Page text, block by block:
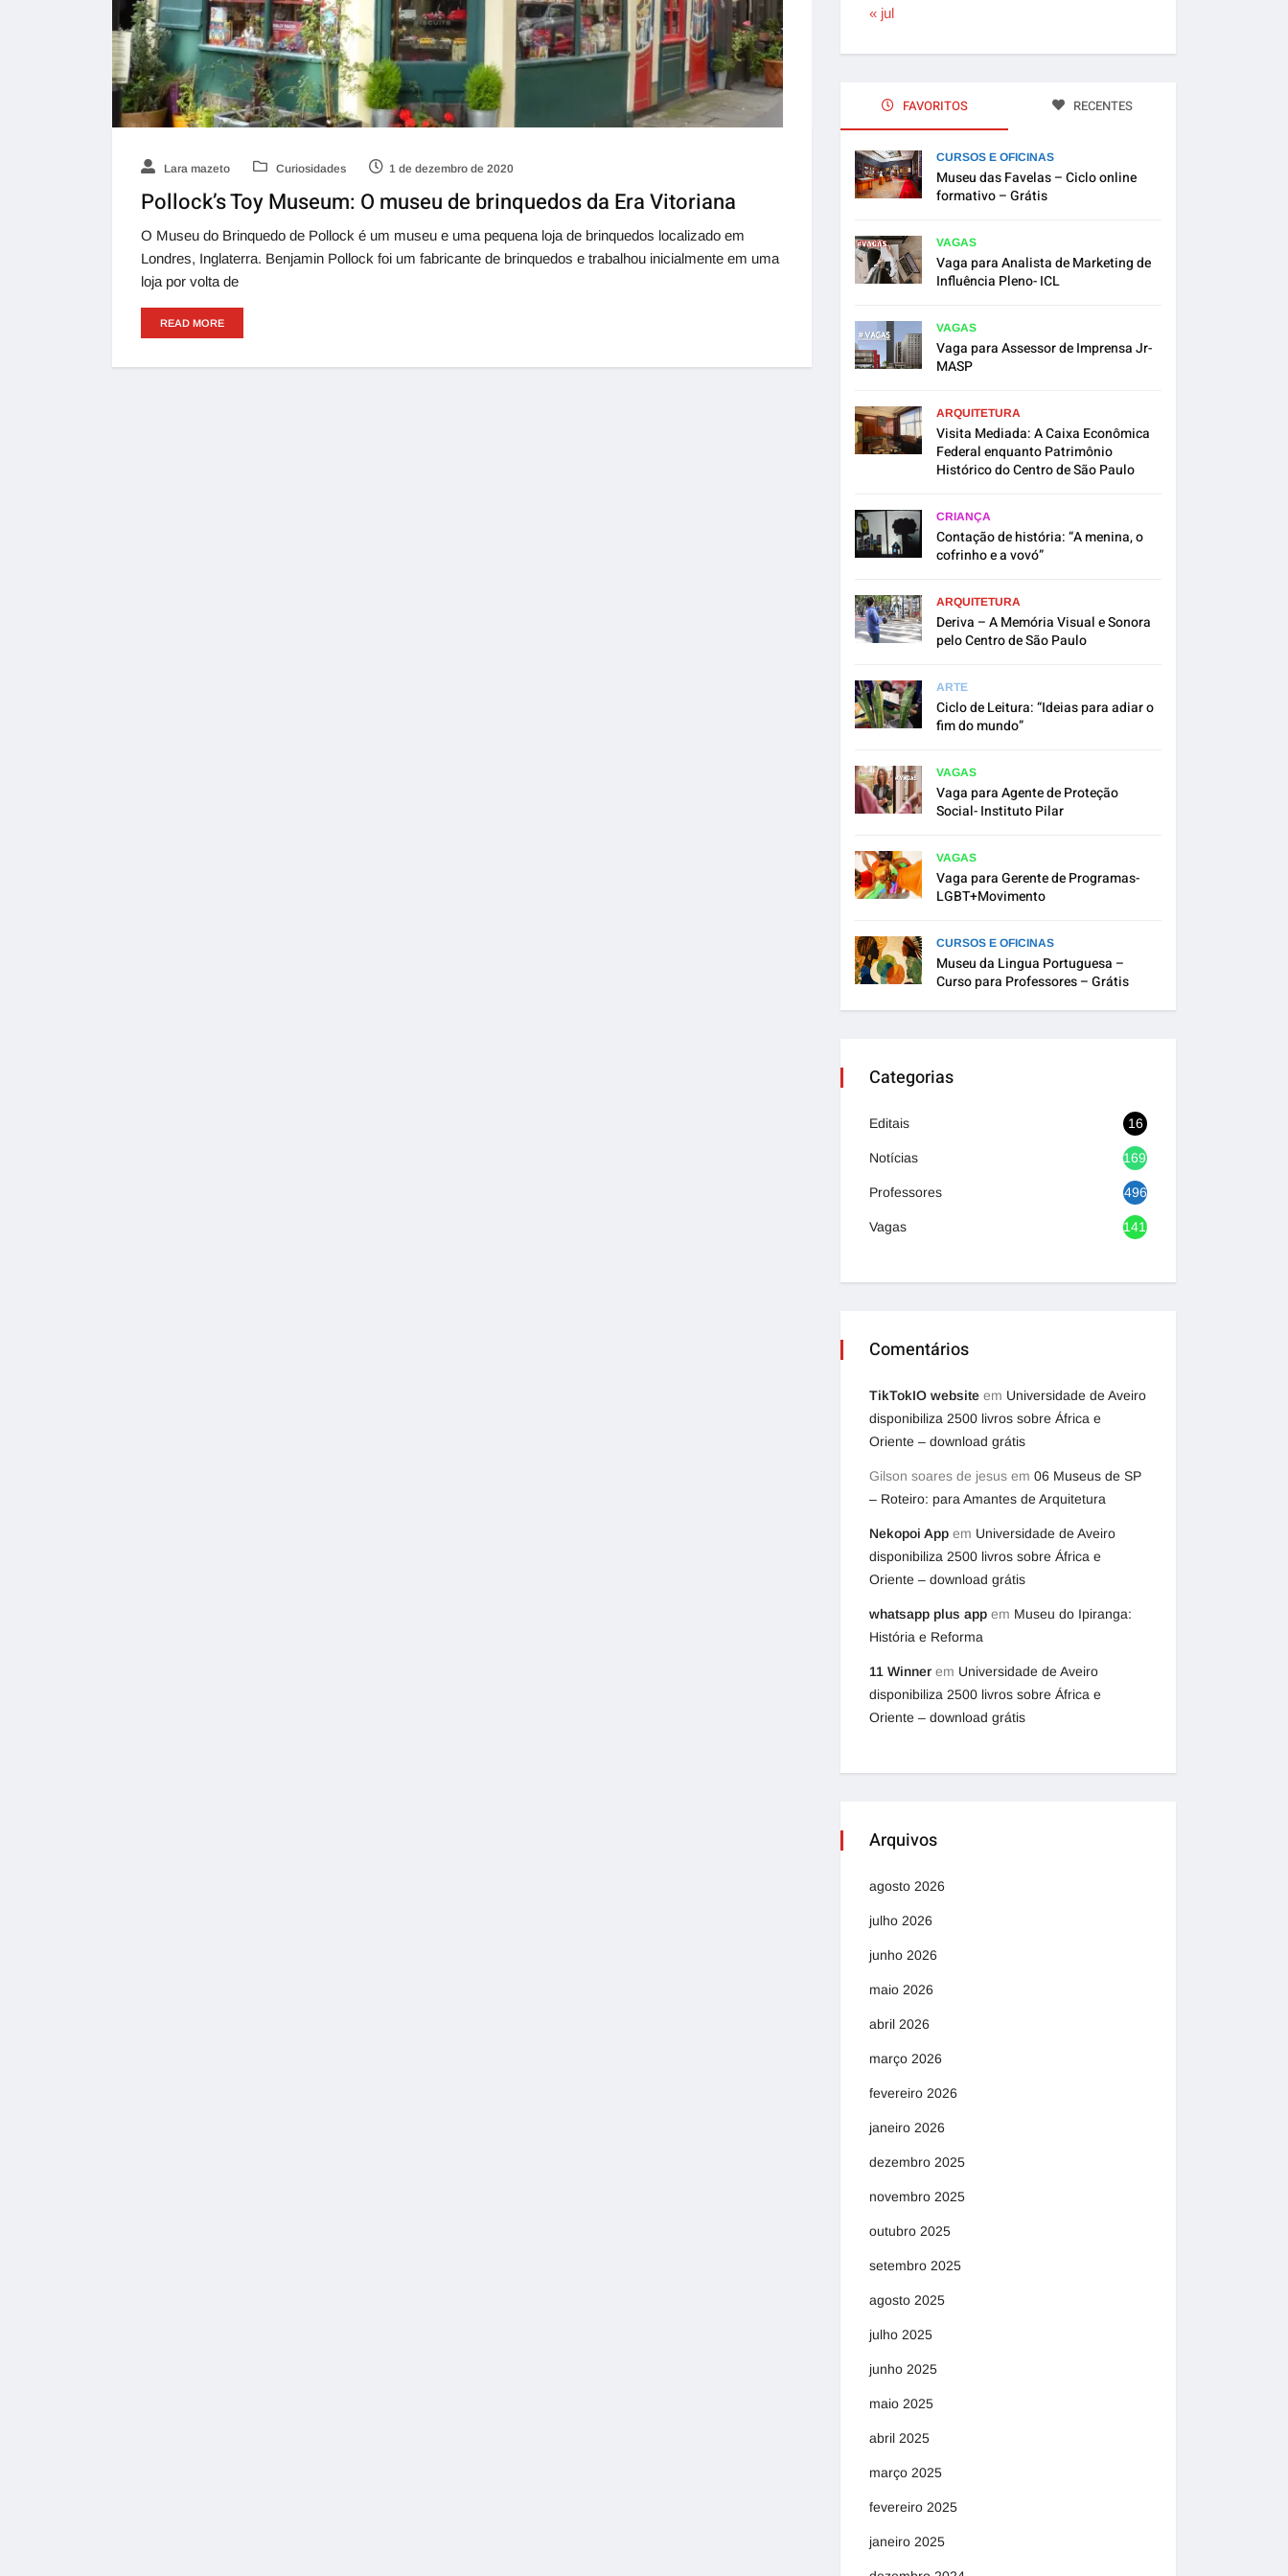
Lara mazeto Curiosidades 1 de dezembro de 2020
Pollock’s Toy Museum: O museu de brinquedos da Era Vitoriana
O Museu do Brinquedo de Pollock é um museu e uma pequena loja de brinquedos localizado em
Londres, Inglaterra. Benjamin Pollock foi um fabricante de brinquedos e trabalhou inicialmente em uma
loja por volta de
READ MORE
« jul
FAVORITOS RECENTES
CURSOS E OFICINAS
Museu das Favelas – Ciclo online
formativo – Grátis
VAGAS
Vaga para Analista de Marketing de
Influência Pleno- ICL
VAGAS
Vaga para Assessor de Imprensa Jr-
MASP
ARQUITETURA
Visita Mediada: A Caixa Econômica
Federal enquanto Patrimônio
Histórico do Centro de São Paulo
CRIANÇA
Contação de história: “A menina, o
cofrinho e a vovó”
ARQUITETURA
Deriva – A Memória Visual e Sonora
pelo Centro de São Paulo
ARTE
Ciclo de Leitura: “Ideias para adiar o
fim do mundo”
VAGAS
Vaga para Agente de Proteção
Social- Instituto Pilar
VAGAS
Vaga para Gerente de Programas-
LGBT+Movimento
CURSOS E OFICINAS
Museu da Lingua Portuguesa –
Curso para Professores – Grátis
Categorias
Editais 16
Notícias 1692
Professores 496
Vagas 1416
Comentários
TikTokIO website em Universidade de Aveiro
disponibiliza 2500 livros sobre África e
Oriente – download grátis
Gilson soares de jesus em 06 Museus de SP
– Roteiro: para Amantes de Arquitetura
Nekopoi App em Universidade de Aveiro
disponibiliza 2500 livros sobre África e
Oriente – download grátis
whatsapp plus app em Museu do Ipiranga:
História e Reforma
11 Winner em Universidade de Aveiro
disponibiliza 2500 livros sobre África e
Oriente – download grátis
Arquivos
agosto 2026
julho 2026
junho 2026
maio 2026
abril 2026
março 2026
fevereiro 2026
janeiro 2026
dezembro 2025
novembro 2025
outubro 2025
setembro 2025
agosto 2025
julho 2025
junho 2025
maio 2025
abril 2025
março 2025
fevereiro 2025
janeiro 2025